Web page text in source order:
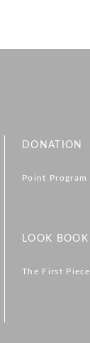
DONATION
Point Program
LOOK BOOK
The First Piece